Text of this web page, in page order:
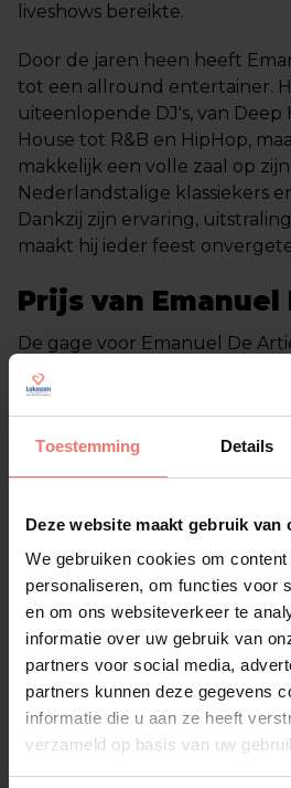
Toestemming Details
Deze website maakt gebruik van
We gebruiken cookies om
personaliseren, om functies voor
en om ons websiteverkeer te
informatie over uw gebruik van
partners voor social media,
partners kunnen deze gegevens
informatie die u aan ze heeft
verzameld op basis van uw
liveshows bereikte.
Door de jaren heen heeft
tot een allround entertainer.
uiteenlopende DJ's, van Deep
House tot R&B en HipHop,
makkelijk een volle zaal op
Nederlandstalige klassiekers
Dankzij zijn ervaring,
maakt hij ieder feest
Prijs van
De gage voor Emanuel De
2.450,- exclusief btw.
optreden van 45 minuten
je weten of Emanuel
gewenste datum? Neem dan
op met Entertainmentbureau
Emanuel De
Lukassen
Wil je Emanuel De Artiest
of evenement? Team
persoonlijk advies, een snelle
zorgeloze organisatie. Neem
met ons op en ontdek waarom
dan 60 jaar hét adres is voor